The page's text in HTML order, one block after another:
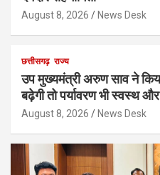
August 8, 2026 News Desk
छत्तीसगढ़ राज्य
उप मुख्यमंत्री अरुण साव ने किया
बढ़ेगी तो पर्यावरण भी स्वस्थ
August 8, 2026 News Desk